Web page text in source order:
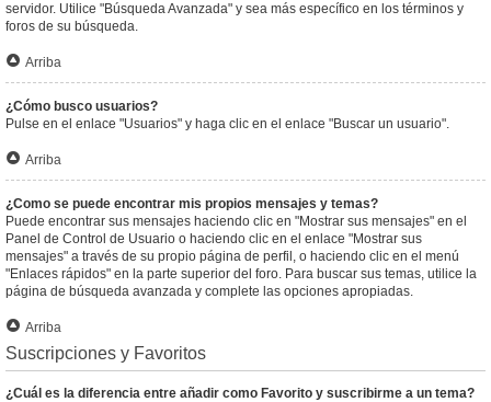
servidor. Utilice "Búsqueda Avanzada" y sea más específico en los términos y
foros de su búsqueda.
Arriba
¿Cómo busco usuarios?
Pulse en el enlace "Usuarios" y haga clic en el enlace "Buscar un usuario".
Arriba
¿Como se puede encontrar mis propios mensajes y temas?
Puede encontrar sus mensajes haciendo clic en "Mostrar sus mensajes" en el
Panel de Control de Usuario o haciendo clic en el enlace "Mostrar sus
mensajes" a través de su propio página de perfil, o haciendo clic en el menú
"Enlaces rápidos" en la parte superior del foro. Para buscar sus temas, utilice la
página de búsqueda avanzada y complete las opciones apropiadas.
Arriba
Suscripciones y Favoritos
¿Cuál es la diferencia entre añadir como Favorito y suscribirme a un tema?